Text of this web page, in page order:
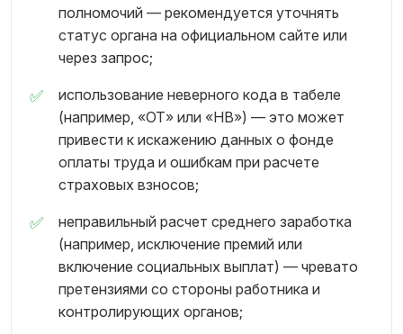
полномочий — рекомендуется уточнять
статус органа на официальном сайте или
через запрос;
использование неверного кода в табеле
(например, «ОТ» или «НВ») — это может
привести к искажению данных о фонде
оплаты труда и ошибкам при расчете
страховых взносов;
неправильный расчет среднего заработка
(например, исключение премий или
включение социальных выплат) — чревато
претензиями со стороны работника и
контролирующих органов;